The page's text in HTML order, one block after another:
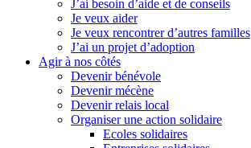
J’ai besoin d’aide et de conseils
Je veux aider
Je veux rencontrer d’autres familles
J’ai un projet d’adoption
Agir à nos côtés
Devenir bénévole
Devenir mécène
Devenir relais local
Organiser une action solidaire
Ecoles solidaires